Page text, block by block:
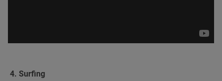
4. Surfing